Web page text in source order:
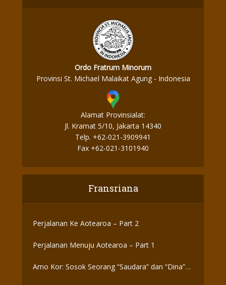
Ordo Fratrum Minorum
Provinsi St. Michael Malaikat Agung - Indonesia
Alamat Provinsialat:
Jl. Kramat 5/10, Jakarta 14340
Telp. +62-021-3909941
Fax +62-021-3101940
Fransriana
Perjalanan Ke Aotearoa – Part 2
Perjalanan Menuju Aotearoa – Part 1
Amo Kor: Sosok Seorang “Saudara” dan “Dina”